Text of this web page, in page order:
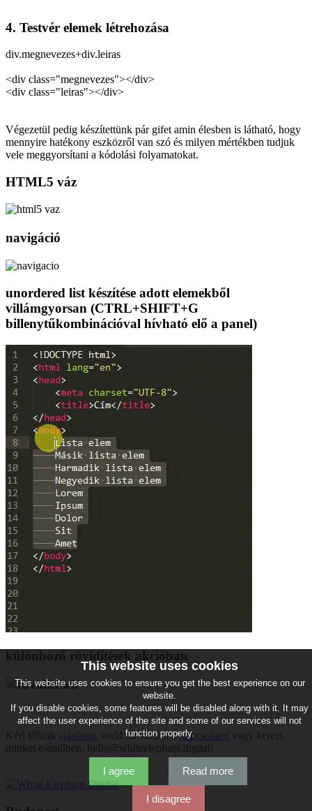
4. Testvér elemek létrehozása
div.megnevezes+div.leiras
<div class="megnevezes"></div>
<div class="leiras"></div>
Végezetül pedig készítettünk pár gifet amin élesben is látható, hogy
mennyire hatékony eszközről van szó és milyen mértékben tudjuk
vele meggyorsítani a kódolási folyamatokat.
HTML5 váz
navigáció
unordered list készítése adott elemekből
villámgyorsan (CTRL+SHIFT+G
billenytűkombinációval hívható elő a panel)
különböző rövidítések akcióban
Kérj tőlünk ajánlatot , vedd fel velünk akapcsolatot vagy keress
minket e-mailben: hello@whiteelephant.digital!
This website uses cookies
This website uses cookies to ensure you get the best experience on our
website.
If you disable cookies, some features will be disabled along with it. It may
affect the user experience of the site and some of our services will not
function properly.
I agree Read more
I disagree